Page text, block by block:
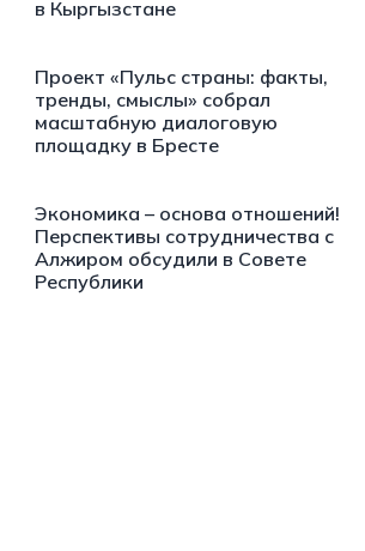
в Кыргызстане
Проект «Пульс страны: факты,
тренды, смыслы» собрал
масштабную диалоговую
площадку в Бресте
Экономика – основа отношений!
Перспективы сотрудничества с
Алжиром обсудили в Совете
Республики